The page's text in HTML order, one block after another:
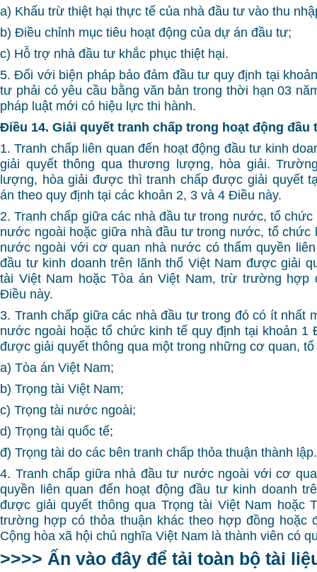
a) Khấu trừ thiệt hại thực tế của nhà đầu tư vào thu
b) Điều chỉnh mục tiêu hoạt động của dự án đầu tư;
c) Hỗ trợ nhà đầu tư khắc phục thiệt hại.
5. Đối với biện pháp bảo đảm đầu tư quy định tại
tư phải có yêu cầu bằng văn bản trong thời hạn 03
pháp luật mới có hiệu lực thi hành.
Điều 14. Giải quyết tranh chấp trong hoạt động đầu
1. Tranh chấp liên quan đến hoạt động đầu tư kinh
giải quyết thông qua thương lượng, hòa giải.
lượng, hòa giải được thì tranh chấp được giải quyết
án theo quy định tại các khoản 2, 3 và 4 Điều này.
2. Tranh chấp giữa các nhà đầu tư trong nước, tổ
nước ngoài hoặc giữa nhà đầu tư trong nước, tổ chức
nước ngoài với cơ quan nhà nước có thẩm quyền
đầu tư kinh doanh trên lãnh thổ Việt Nam được giải
tài Việt Nam hoặc Tòa án Việt Nam, trừ trường hợp
Điều này.
3. Tranh chấp giữa các nhà đầu tư trong đó có ít nhất
nước ngoài hoặc tổ chức kinh tế quy định tại khoản 1
được giải quyết thông qua một trong những cơ quan,
a) Tòa án Việt Nam;
b) Trọng tài Việt Nam;
c) Trọng tài nước ngoài;
d) Trọng tài quốc tế;
đ) Trọng tài do các bên tranh chấp thỏa thuận thành lập.
4. Tranh chấp giữa nhà đầu tư nước ngoài với cơ
quyền liên quan đến hoạt động đầu tư kinh doanh
được giải quyết thông qua Trọng tài Việt Nam hoặc
trường hợp có thỏa thuận khác theo hợp đồng hoặc
Cộng hòa xã hội chủ nghĩa Việt Nam là thành viên có
>>>> Ấn vào đây để tải toàn bộ tài